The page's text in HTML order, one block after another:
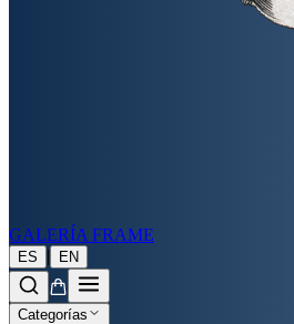
GALERÍA FRAME
ES | EN
Categorías